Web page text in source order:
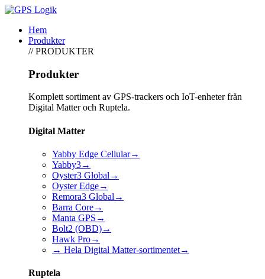
Hem
Produkter
// PRODUKTER
Produkter
Komplett sortiment av GPS-trackers och IoT-enheter från
Digital Matter och Ruptela.
Digital Matter
Yabby Edge Cellular→
Yabby3→
Oyster3 Global →
Oyster Edge→
Remora3 Global →
Barra Core→
Manta GPS →
Bolt2 (OBD)→
Hawk Pro→
→ Hela Digital Matter-sortimentet→
Ruptela